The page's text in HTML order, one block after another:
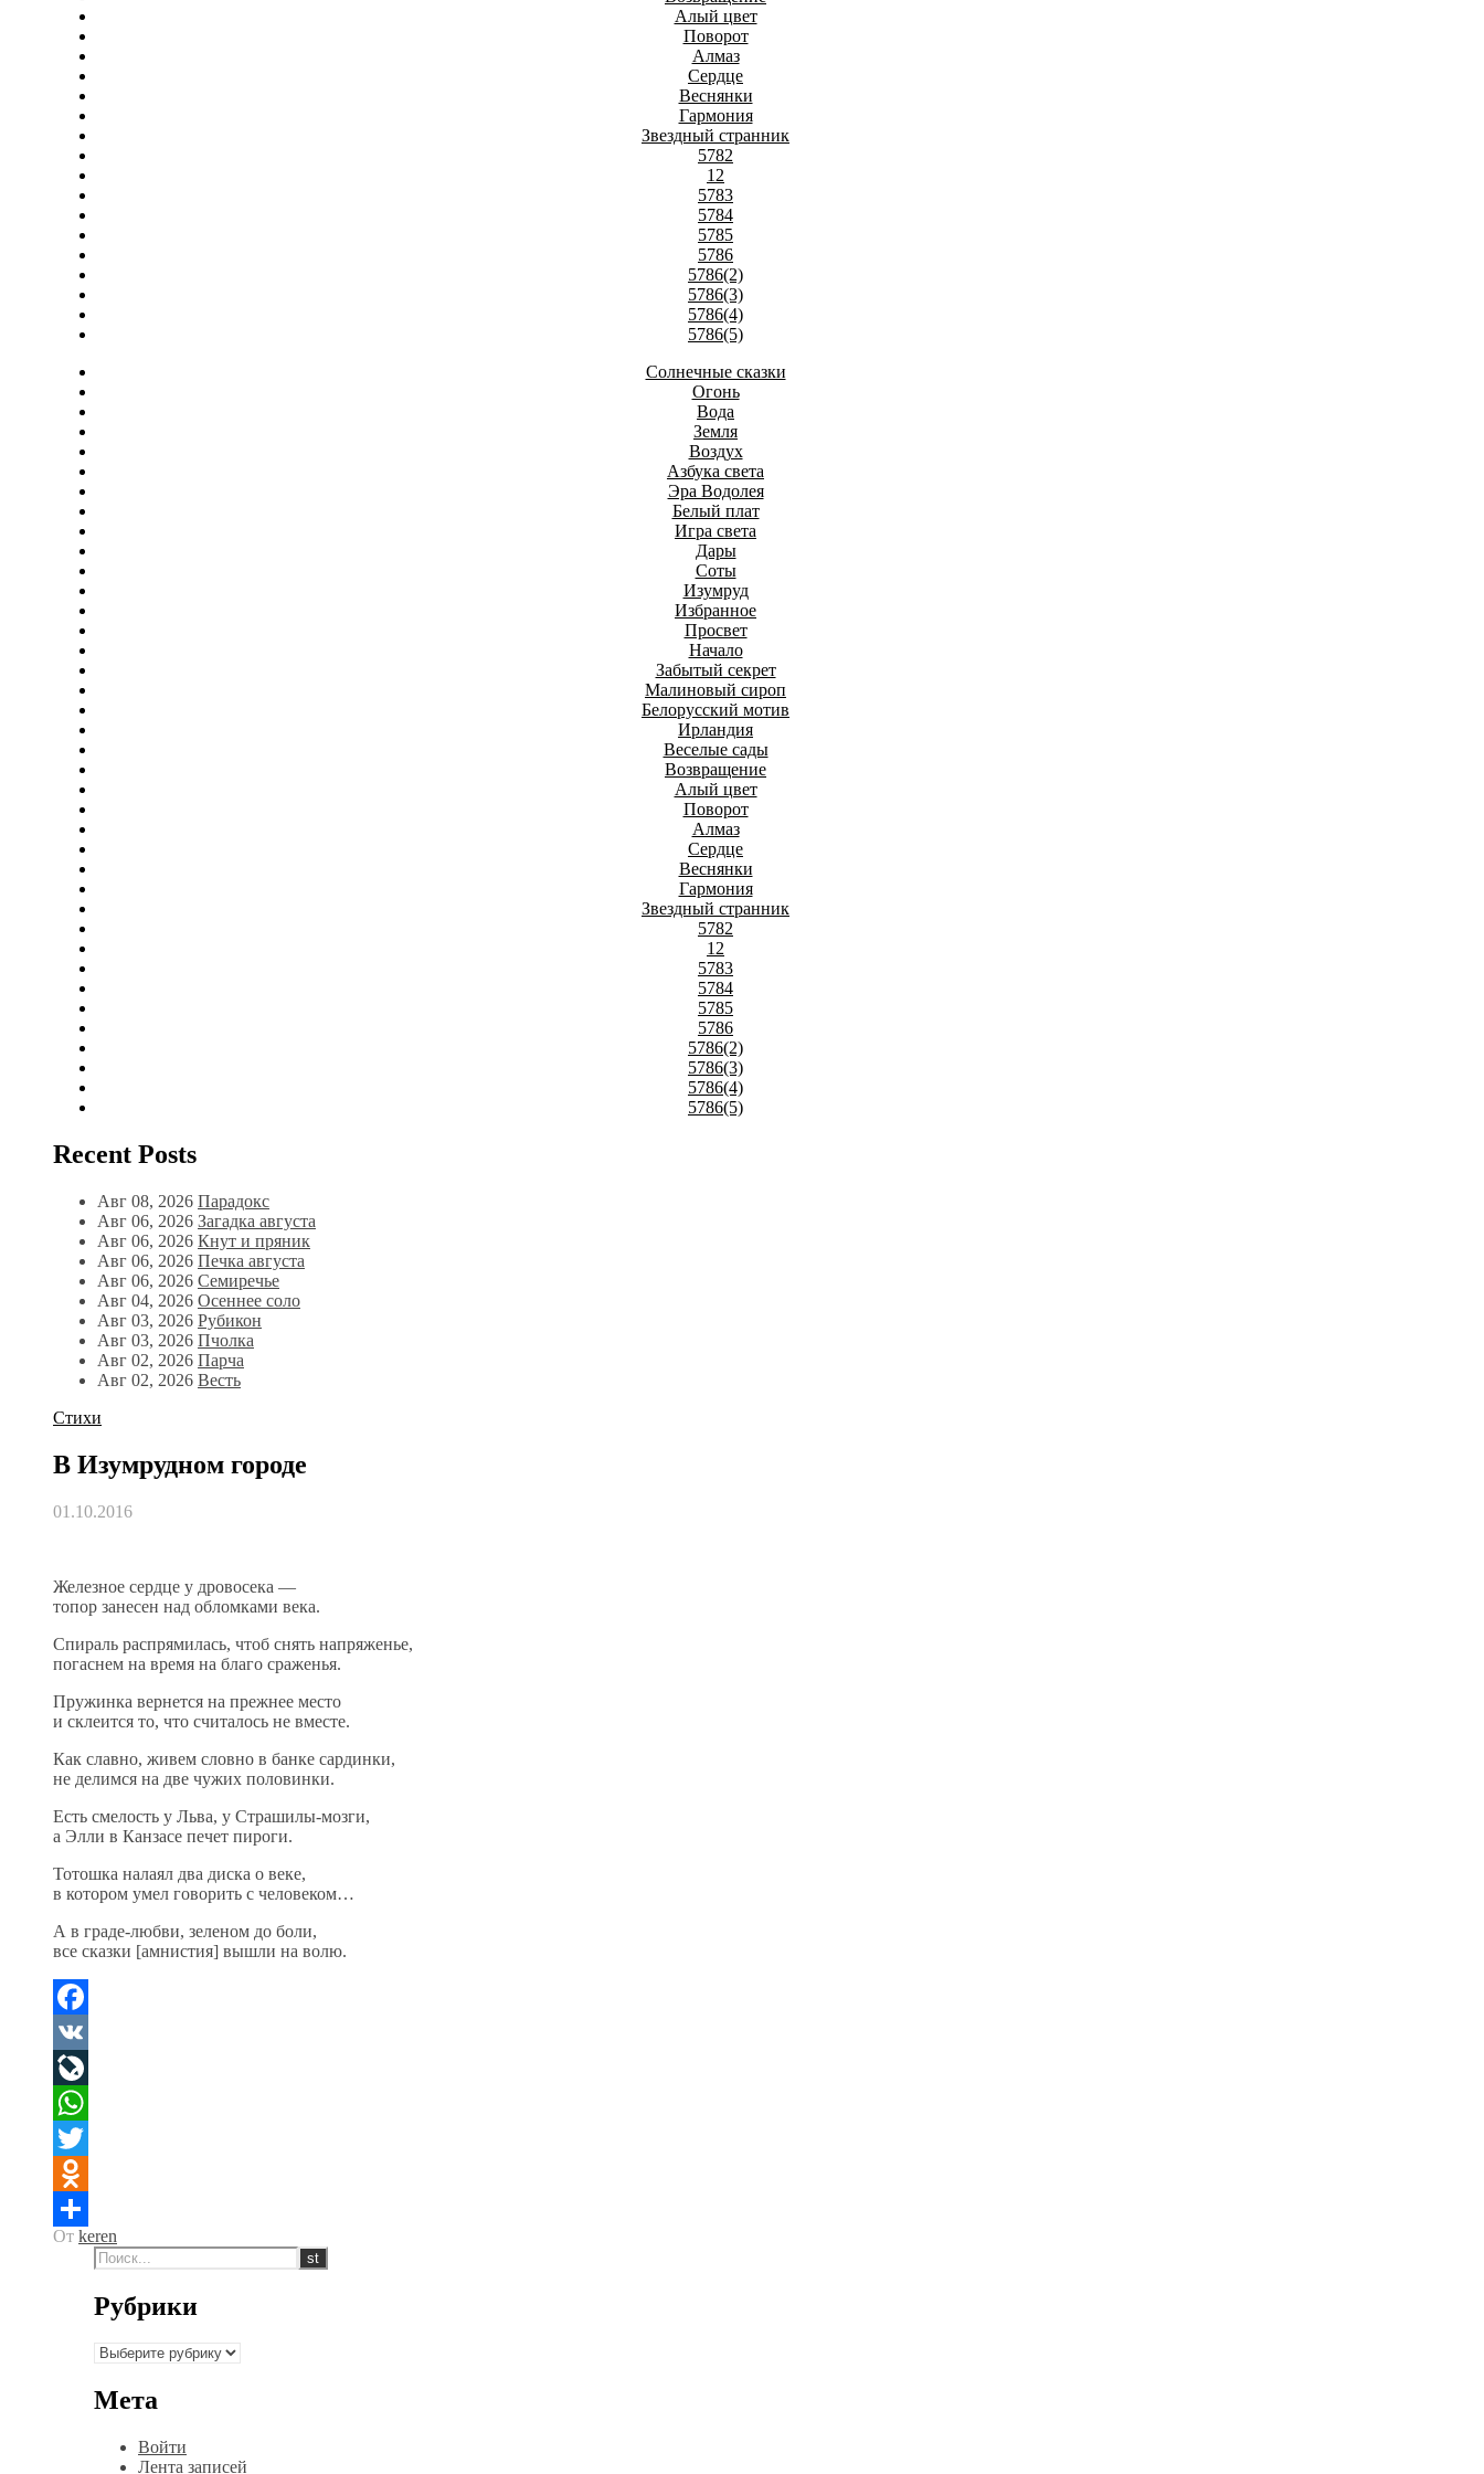
Алый цвет
Поворот
Алмаз
Сердце
Веснянки
Гармония
Звездный странник
5782
12
5783
5784
5785
5786
5786(2)
5786(3)
5786(4)
5786(5)
Солнечные сказки
Огонь
Вода
Земля
Воздух
Азбука света
Эра Водолея
Белый плат
Игра света
Дары
Соты
Изумруд
Избранное
Просвет
Начало
Забытый секрет
Малиновый сироп
Белорусский мотив
Ирландия
Веселые сады
Возвращение
Алый цвет
Поворот
Алмаз
Сердце
Веснянки
Гармония
Звездный странник
5782
12
5783
5784
5785
5786
5786(2)
5786(3)
5786(4)
5786(5)
Recent Posts
Авг 08, 2026 Парадокс
Авг 06, 2026 Загадка августа
Авг 06, 2026 Кнут и пряник
Авг 06, 2026 Печка августа
Авг 06, 2026 Семиречье
Авг 04, 2026 Осеннее соло
Авг 03, 2026 Рубикон
Авг 03, 2026 Пчолка
Авг 02, 2026 Парча
Авг 02, 2026 Весть
Стихи
В Изумрудном городе
01.10.2016
Железное сердце у дровосека —
топор занесен над обломками века.
Спираль распрямилась, чтоб снять напряженье,
погаснем на время на благо сраженья.
Пружинка вернется на прежнее место
и склеится то, что считалось не вместе.
Как славно, живем словно в банке сардинки,
не делимся на две чужих половинки.
Есть смелость у Льва, у Страшилы-мозги,
а Элли в Канзасе печет пироги.
Тотошка налаял два диска о веке,
в котором умел говорить с человеком…
А в граде-любви, зеленом до боли,
все сказки [амнистия] вышли на волю.
Facebook
VK
LiveJournal
WhatsApp
Twitter
Odnoklassniki
Отправить
От keren
Рубрики
Рубрики
Мета
Войти
Лента записей